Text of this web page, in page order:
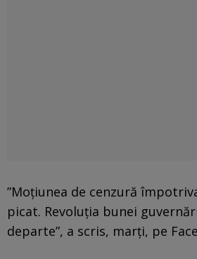
”Moţiunea de cenzură
picat. Revoluţia bunei
departe”, a scris, marţi, pe